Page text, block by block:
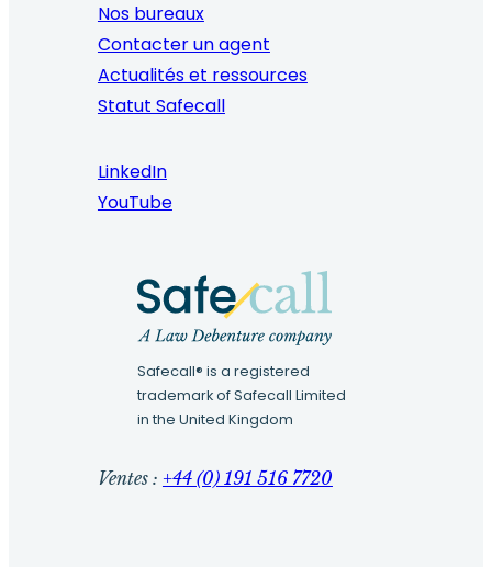
Nos bureaux
Contacter un agent
Actualités et ressources
Statut Safecall
LinkedIn
YouTube
Safecall® is a registered
trademark of Safecall Limited
in the United Kingdom
Ventes : +44 (0) 191 516 7720